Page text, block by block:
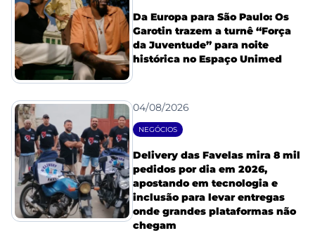
Da Europa para São Paulo: Os
Garotin trazem a turnê “Força
da Juventude” para noite
histórica no Espaço Unimed
04/08/2026
NEGÓCIOS
Delivery das Favelas mira 8 mil
pedidos por dia em 2026,
apostando em tecnologia e
inclusão para levar entregas
onde grandes plataformas não
chegam